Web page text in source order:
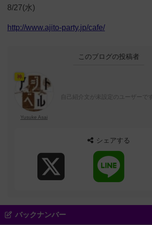
8/27(水)
http://www.ajito-party.jp/cafe/
このブログの投稿者
神
Yusuke Asai
自己紹介文が未設定のユーザーです
シェアする
バックナンバー